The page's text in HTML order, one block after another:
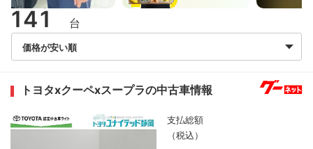
141 台
トヨタxクーペxスープラの中古車情報
支払総額
（税込）